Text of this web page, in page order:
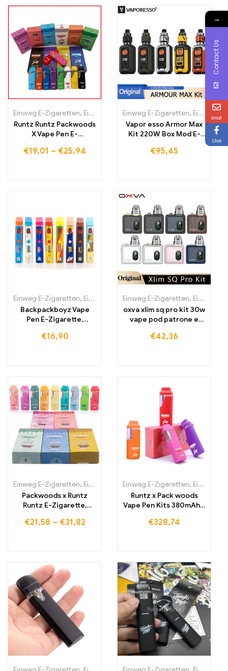
Einweg E-Zigaretten, Einweg-E-Zigaretten Litauen ,Einweg-E-
Runtz Runtz Packwoods
X Vape Pen E-
wiederaufladbarer
€19,01 – €25,94
Einweg E-Zigaretten, Einweg-E-Zigaretten Litauen
Vapor esso Armor Max
Kit 220W Box Mod E-
€95,45
Einweg E-Zigaretten, Einweg-E-Zigaretten Litauen ,Einweg-E-
Backpackboyz Vape
Pen E-Zigarette,
Keramikkartusche
€16,90
Einweg E-Zigaretten, Einweg-E-Zigaretten Polen
oxva xlim sq pro kit 30w
vape pod patrone e
€42,36
Einweg E-Zigaretten, Einweg-E-Zigaretten Litauen ,Einweg-E-
Packwoods x Runtz
Runtz E-Zigarette,
Zigarettenstift
€21,58 – €31,82
Einweg E-Zigaretten, Einweg-E-Zigaretten Litauen
Runtz x Pack woods
Vape Pen Kits 380mAh E
€328,74
→
Contact Us
Email
Chat